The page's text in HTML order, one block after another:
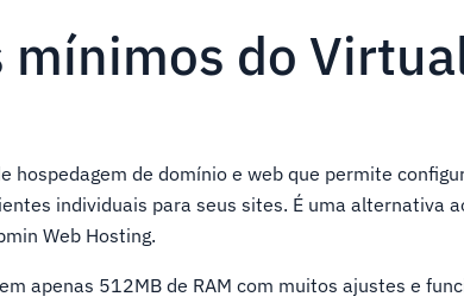
mínimos do
hospedagem de domínio e web que permite
individuais para seus sites. É uma alternativa
Web Hosting.
apenas 512MB de RAM com muitos ajustes e